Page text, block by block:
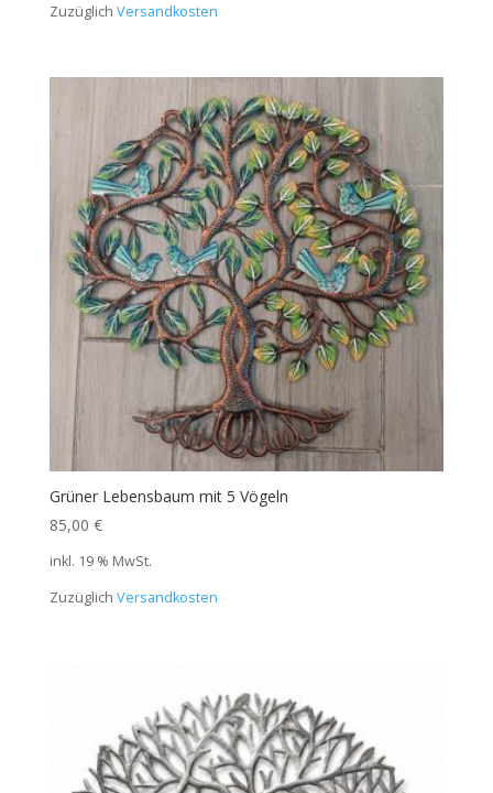
Zuzüglich Versandkosten
Grüner Lebensbaum mit 5 Vögeln
85,00 €
inkl. 19 % MwSt.
Zuzüglich Versandkosten